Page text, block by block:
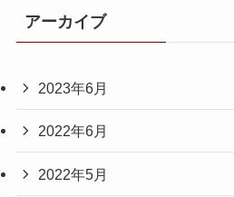
アーカイブ
2023年6月
2022年6月
2022年5月